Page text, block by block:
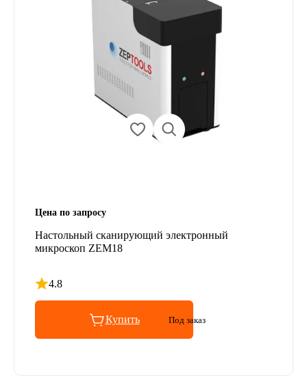
Цена по запросу
Настольный сканирующий электронный
микроскоп ZEM18
4.8
Рейтинг 4.8 из 5
Купить Под заказ